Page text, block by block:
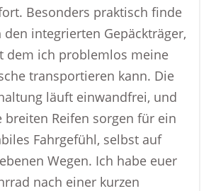
Besonders praktisch finde
den integrierten Gepäckträger,
dem ich problemlos meine
transportieren kann. Die
läuft einwandfrei, und
breiten Reifen sorgen für ein
Fahrgefühl, selbst auf
Wegen. Ich habe euer
nach einer kurzen